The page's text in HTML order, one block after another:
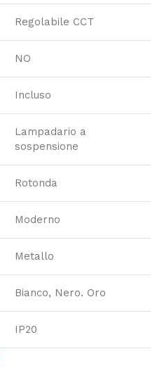
Regolabile CCT
NO
Incluso
Lampadario a
sospensione
Rotonda
Moderno
Metallo
Bianco, Nero. Oro
IP20